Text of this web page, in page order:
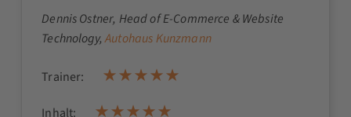
Dennis Ostner, Head of E-Commerce & Website
Technology,Autohaus Kunzmann
Trainer:
Inhalt: